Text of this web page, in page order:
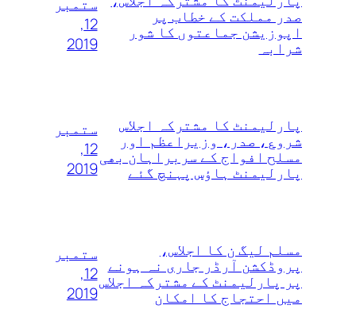
صدر مملکت کے خطاب پر
اپوزیشن جماعتوں کا شور
شرابہ
12,
2019
پارلیمنٹ کا مشترکہ اجلاس
شروع، صدر، وزیراعظم اور
مسلح افواج کے سربراہان بھی
پارلیمنٹ ہاؤس پہنچ گئے
ستمبر
12,
2019
مسلم لیگ ن کا اجلاس،
پروڈکشن آرڈر جاری نہ ہونے
پر پارلیمنٹ کے مشترکہ اجلاس
میں احتجاج کا امکان
ستمبر
12,
2019